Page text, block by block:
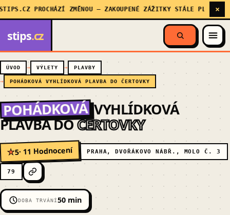
PROCHÁZÍ ZMĚNOU — ZAKOUPENÉ ZÁŽITKY STÁLE PLATÍ, MY
×
stips.cz
ÚVOD VÝLETY PLAVBY
POHÁDKOVÁ VYHLÍDKOVÁ PLAVBA DO ČERTOVKY
POHÁDKOVÁVYHLÍDKOVÁ
PLAVBA DOČERTOVKY
★5· 11 Hodnocení PRAHA, DVOŘÁKOVO NÁBŘ., MOLO Č. 3
79
DOBA TRVÁNÍ50 min